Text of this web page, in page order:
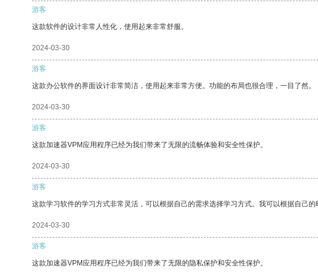
游客
这款软件的设计非常人性化，使用起来非常舒服。
2024-03-30
游客
这款办公软件的界面设计非常简洁，使用起来非常方便。功能的布局也很合理，一目了然。
2024-03-30
游客
这款加速器VPM应用程序已经为我们带来了无限的流畅体验和安全性保护。
2024-03-30
游客
这款学习软件的学习方式非常灵活，可以根据自己的需求选择学习方式。我可以根据自己的
2024-03-30
游客
这款加速器VPM应用程序已经为我们带来了无限的隐私保护和安全性保护。